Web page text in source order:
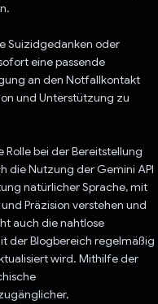
Suizidgedanken oder
eine passende
an den Notfallkontakt
und Unterstützung zu
Rolle bei der Bereitstellung
die Nutzung der Gemini API
natürlicher Sprache, mit
Präzision verstehen und
auch die nahtlose
der Blogbereich regelmäßig
wird. Mithilfe der